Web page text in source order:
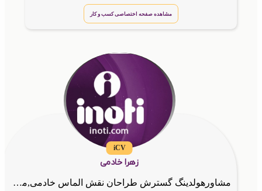
مشاهده صفحه اختصاصی کسب و کار
iCV
زهرا خادمی
مشاورهولدینگ گسترش طراحان نقش الماس خادمی,مشاور کسب و کار و کارآفرین.طراح حرفه ای سایت,کارت ویزیت الکترونیک و کدهای دستوری